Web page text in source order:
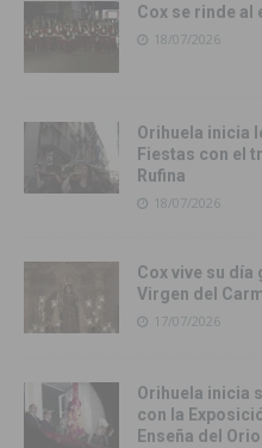
Cox se rinde al
18/07/2026
Orihuela inicia
Fiestas con el
Rufina
18/07/2026
Cox vive su
Virgen del
17/07/2026
Orihuela inicia
con la
Enseña del Oriol